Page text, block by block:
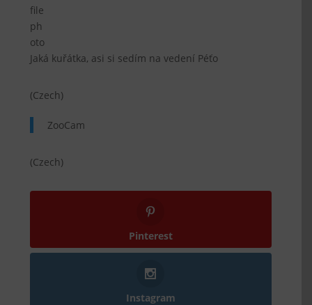
Jaká kuřátka, asi si sedím na vedení Péťo
(Czech)
ZooCam
(Czech)
Pinterest
Instagram